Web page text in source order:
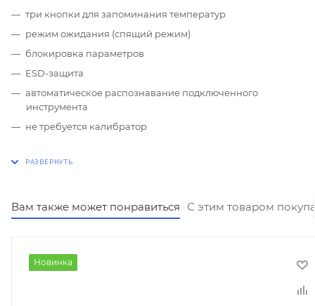
три кнопки для запоминания температур
режим ожидания (спящий режим)
блокировка параметров
ESD-защита
автоматическое распознавание подключенного
инструмента
не требуется калибратор
Вам также может понравиться С этим товаром
Новинка